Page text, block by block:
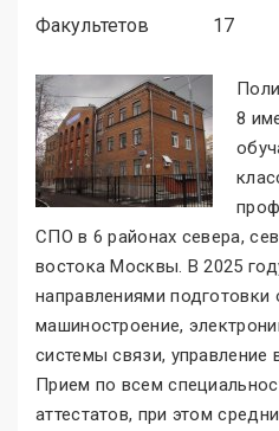
Факультетов
17
8
СПО в 6 районах севера,
востока Москвы. В 2025
направлениями подготовки
машиностроение,
системы связи, управление
Прием по всем
аттестатов, при этом